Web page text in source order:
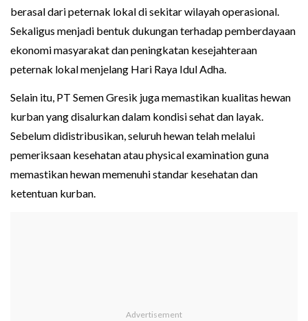
berasal dari peternak lokal di sekitar wilayah operasional.
Sekaligus menjadi bentuk dukungan terhadap pemberdayaan
ekonomi masyarakat dan peningkatan kesejahteraan
peternak lokal menjelang Hari Raya Idul Adha.
Selain itu, PT Semen Gresik juga memastikan kualitas hewan
kurban yang disalurkan dalam kondisi sehat dan layak.
Sebelum didistribusikan, seluruh hewan telah melalui
pemeriksaan kesehatan atau physical examination guna
memastikan hewan memenuhi standar kesehatan dan
ketentuan kurban.